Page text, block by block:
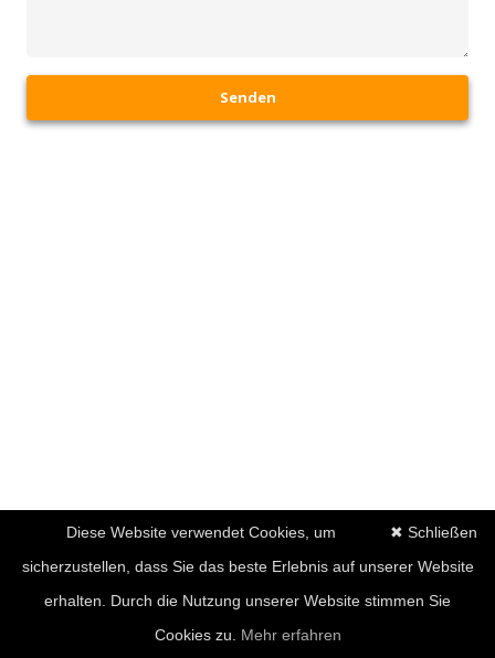
Senden
✖ Schließen
Diese Website verwendet Cookies, um
sicherzustellen, dass Sie das beste Erlebnis auf unserer Website
erhalten. Durch die Nutzung unserer Website stimmen Sie
Cookies zu. Mehr erfahren